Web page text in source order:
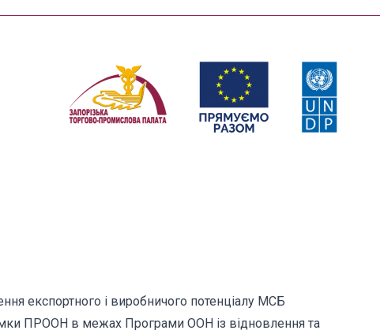
експортного і виробничого потенціалу МСБ
ПРООН в межах Програми ООН із відновлення та